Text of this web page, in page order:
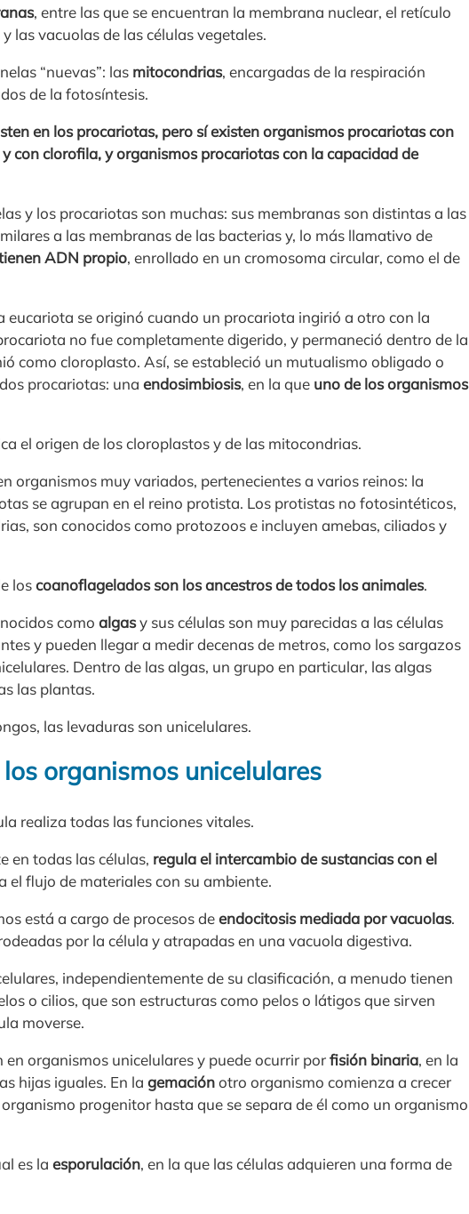
, entre las que se encuentran la membrana nuclear, el retículo
las vacuolas de las células vegetales.
“nuevas”: las mitocondrias, encargadas de la respiración
de la fotosíntesis.
en los procariotas, pero sí existen organismos procariotas con
con clorofila, y organismos procariotas con la capacidad de
y los procariotas son muchas: sus membranas son distintas a las
a las membranas de las bacterias y, lo más llamativo de
ADN propio, enrollado en un cromosoma circular, como el de
eucariota se originó cuando un procariota ingirió a otro con la
no fue completamente digerido, y permaneció dentro de la
como cloroplasto. Así, se estableció un mutualismo obligado o
procariotas: una endosimbiosis, en la que uno de los organismos
el origen de los cloroplastos y de las mitocondrias.
organismos muy variados, pertenecientes a varios reinos: la
se agrupan en el reino protista. Los protistas no fotosintéticos,
son conocidos como protozoos e incluyen amebas, ciliados y
loscoanoflagelados son los ancestros de todos los animales.
como algasy sus células son muy parecidas a las células
y pueden llegar a medir decenas de metros, como los sargazos
Dentro de las algas, un grupo en particular, las algas
las plantas.
las levaduras son unicelulares.
organismos unicelulares
realiza todas las funciones vitales.
en todas las células, regula el intercambio de sustancias con el
el flujo de materiales con su ambiente.
está a cargo de procesos deendocitosis mediada por vacuolas.
por la célula y atrapadas en una vacuola digestiva.
independientemente de su clasificación, a menudo tienen
o cilios, que son estructuras como pelos o látigos que sirven
moverse.
en organismos unicelulares y puede ocurrir porfisión binaria, en la
hijas iguales. En la gemaciónotro organismo comienza a crecer
progenitor hasta que se separa de él como un organismo
es la esporulación, en la que las células adquieren una forma de